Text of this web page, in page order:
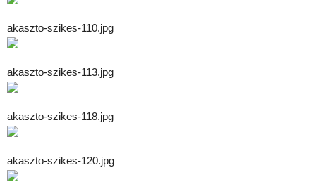
akaszto-szikes-110.jpg
akaszto-szikes-113.jpg
akaszto-szikes-118.jpg
akaszto-szikes-120.jpg